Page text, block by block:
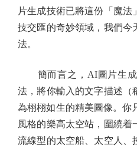
片生成技術已將這份「魔
技交匯的奇妙領域，我們今
法。
簡而言之，AI圖片生成
法，將你輸入的文字描述（
為栩栩如生的精美圖像。你
風格的樂高太空站，圍繞
流線型的太空船、太空人、